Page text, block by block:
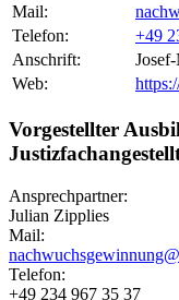
Mail:
Telefon:
+49
Anschrift:
Web:
Vorgestellter
Ansprechpartner:
Julian Zipplies
Mail:
Telefon:
+49 234 967 35 37